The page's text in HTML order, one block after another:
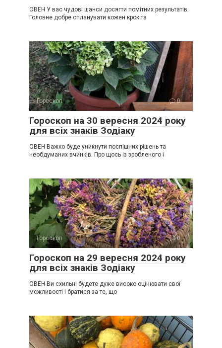
ОВЕН У вас чудові шанси досягти помітних результатів.
Головне добре спланувати кожен крок та
Гороскоп 0
Гороскоп на 30 вересня 2024 року
для всіх знаків Зодіаку
ОВЕН Важко буде уникнути поспішних рішень та
необдуманих вчинків. Про щось із зробленого і
Гороскоп 0
Гороскоп на 29 вересня 2024 року
для всіх знаків Зодіаку
ОВЕН Ви схильні будете дуже високо оцінювати свої
можливості і братися за те, що